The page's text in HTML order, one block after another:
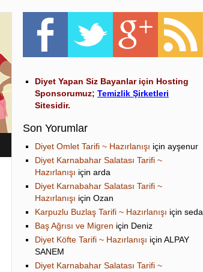
Diyet Yapan Siz Bayanlar için Hosting
Sponsorumuz; Temizlik Şirketleri
Sitesidir.
Son Yorumlar
Diyet Omlet Tarifi ~ Hazırlanışı için ayşenur
Diyet Karnabahar Salatası Tarifi ~
Hazırlanışı için arda
Diyet Karnabahar Salatası Tarifi ~
Hazırlanışı için Ozan
Karpuzlu Buzlaş Tarifi ~ Hazırlanışı için seda
Baş Ağrısı ve Migren için Deniz
Diyet Köfte Tarifi ~ Hazırlanışı için ALPAY
SANEM
Diyet Karnabahar Salatası Tarifi ~